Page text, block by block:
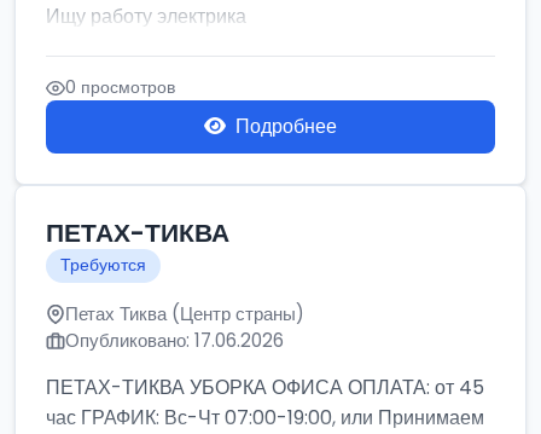
Ищу работу электрика
0 просмотров
Подробнее
ПЕТАХ-ТИКВА
Требуются
Петах Тиква (Центр страны)
Опубликовано: 17.06.2026
ПЕТАХ-ТИКВА УБОРКА ОФИСА ОПЛАТА: от 45
час ГРАФИК: Вс-Чт 07:00-19:00, или Принимаем